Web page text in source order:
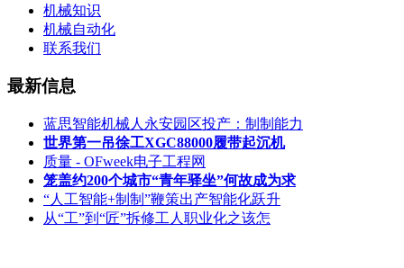
机械知识
机械自动化
联系我们
最新信息
蓝思智能机械人永安园区投产：制制能力
世界第一吊徐工XGC88000履带起沉机
质量 - OFweek电子工程网
笼盖约200个城市“青年驿坐”何故成为求
“人工智能+制制”鞭策出产智能化跃升
从“工”到“匠”拆修工人职业化之该怎